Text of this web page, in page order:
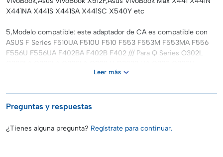
X441NA X441S X441SA X441SC X540Y etc
5,Modelo compatible: este adaptador de CA es compatible con
ASUS F Series F510UA F510U F510 F553 F553M F553MA F556
F556U F556UA F402BA F402B F402 /// Para Q Series Q302L
Q303UA Q304 Q304U Q304UA Q324 Q324U Q324UA Q326FA
Q503U UA Q505 U Q505 Q525UA Q525U Q525 Q553 Q553U
Q553UB Q405UA Q405U Q405 Q200 Q200E
6,Modelo compatible: este cargador para laptop es compatible
Leer más
Preguntas y respuestas
¿Tienes alguna pregunta? Regístrate para continuar.